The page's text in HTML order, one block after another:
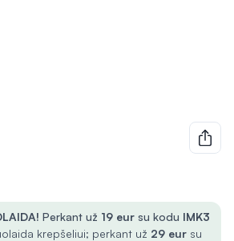
Perkant už 19 eur su kodu IMK3
krepšeliui; perkant už 29 eur su